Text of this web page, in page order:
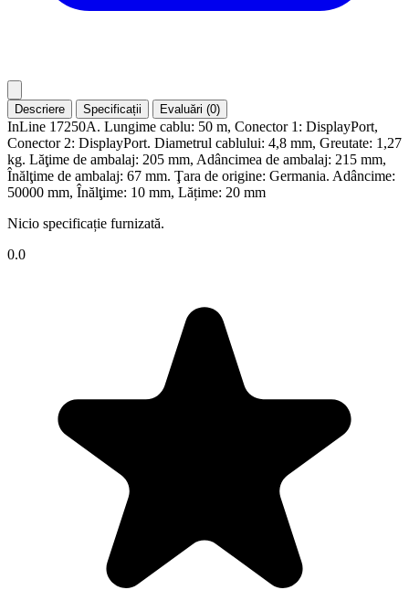
Descriere Specificații Evaluări (0)
InLine 17250A. Lungime cablu: 50 m, Conector 1: DisplayPort,
Conector 2: DisplayPort. Diametrul cablului: 4,8 mm, Greutate: 1,27
kg. Lăţime de ambalaj: 205 mm, Adâncimea de ambalaj: 215 mm,
Înălţime de ambalaj: 67 mm. Ţara de origine: Germania. Adâncime:
50000 mm, Înălţime: 10 mm, Lățime: 20 mm
Nicio specificație furnizată.
0.0